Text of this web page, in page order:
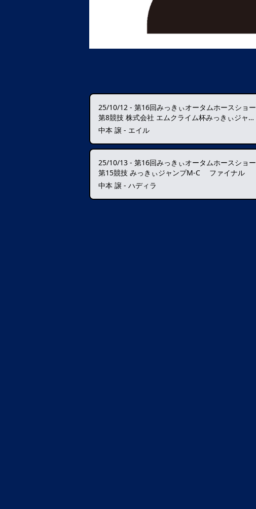
25/10/12 - 第16回みっきぃオータムホースショー
第8競技 株式会社 エムクライム杯みっきぃジャンプM-D PartⅡ
中本 譲 - エイル
25/10/13 - 第16回みっきぃオータムホースショー
第15競技 みっきぃジャンプM-C ファイナル
中本 譲 - ハディラ